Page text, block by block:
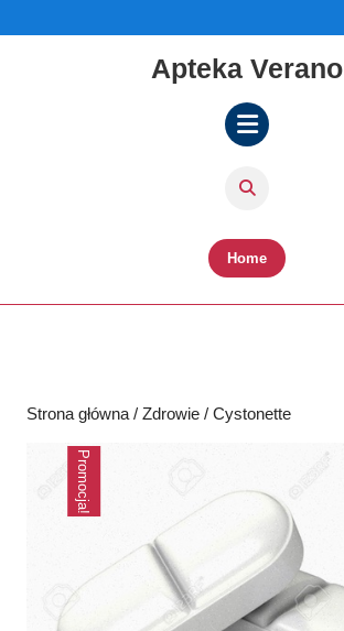
to
Apteka Verano
Button
Home
Strona główna / Zdrowie / Cystonette
Promocja!